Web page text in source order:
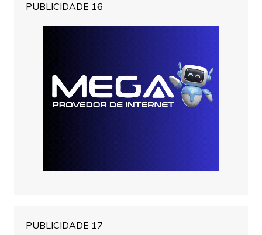
PUBLICIDADE 16
PUBLICIDADE 17